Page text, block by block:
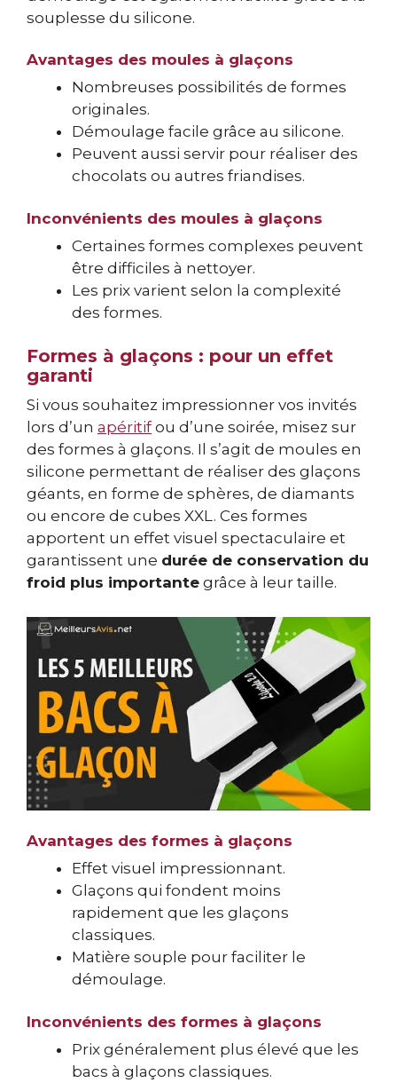
souplesse du silicone.
Avantages des moules à glaçons
Nombreuses possibilités de formes
originales.
Démoulage facile grâce au silicone.
Peuvent aussi servir pour réaliser des
chocolats ou autres friandises.
Inconvénients des moules à glaçons
Certaines formes complexes peuvent
être difficiles à nettoyer.
Les prix varient selon la complexité
des formes.
Formes à glaçons : pour un effet
garanti
Si vous souhaitez impressionner vos invités
lors d’un apéritifou d’une soirée, misez sur
des formes à glaçons. Il s’agit de moules en
silicone permettant de réaliser des glaçons
géants, en forme de sphères, de diamants
ou encore de cubes XXL. Ces formes
apportent un effet visuel spectaculaire et
garantissent une durée de conservation du
froid plus importante grâce à leur taille.
Avantages des formes à glaçons
Effet visuel impressionnant.
Glaçons qui fondent moins
rapidement que les glaçons
classiques.
Matière souple pour faciliter le
démoulage.
Inconvénients des formes à glaçons
Prix généralement plus élevé que les
bacs à glaçons classiques.